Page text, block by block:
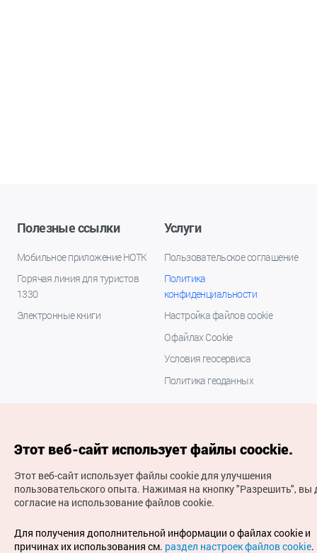
Полезные ссылки
Мобильное приложение НОТК
Горячая линия для туристов
1330
Электронные книги
Услуги
Пользовательское соглашение
Политика
конфиденциальности
Настройка файлов cookie
О файлах Cookie
Условия геосервиса
Политика геоданных
(с) Национальная организация туризма Кореи Все
права защищены
Для извещения об ошибках и проблемах, связанных с
Этот веб-сайт использует файлы coockie.
Этот веб-сайт использует файлы cookie для улучшения
пользовательского опыта. Нажимая на кнопку "Разрешить", вы
согласие на использование файлов cookie.
Для получения дополнительной информации о файлах cookie и
причинах их использования см. раздел настроек файлов cookie.